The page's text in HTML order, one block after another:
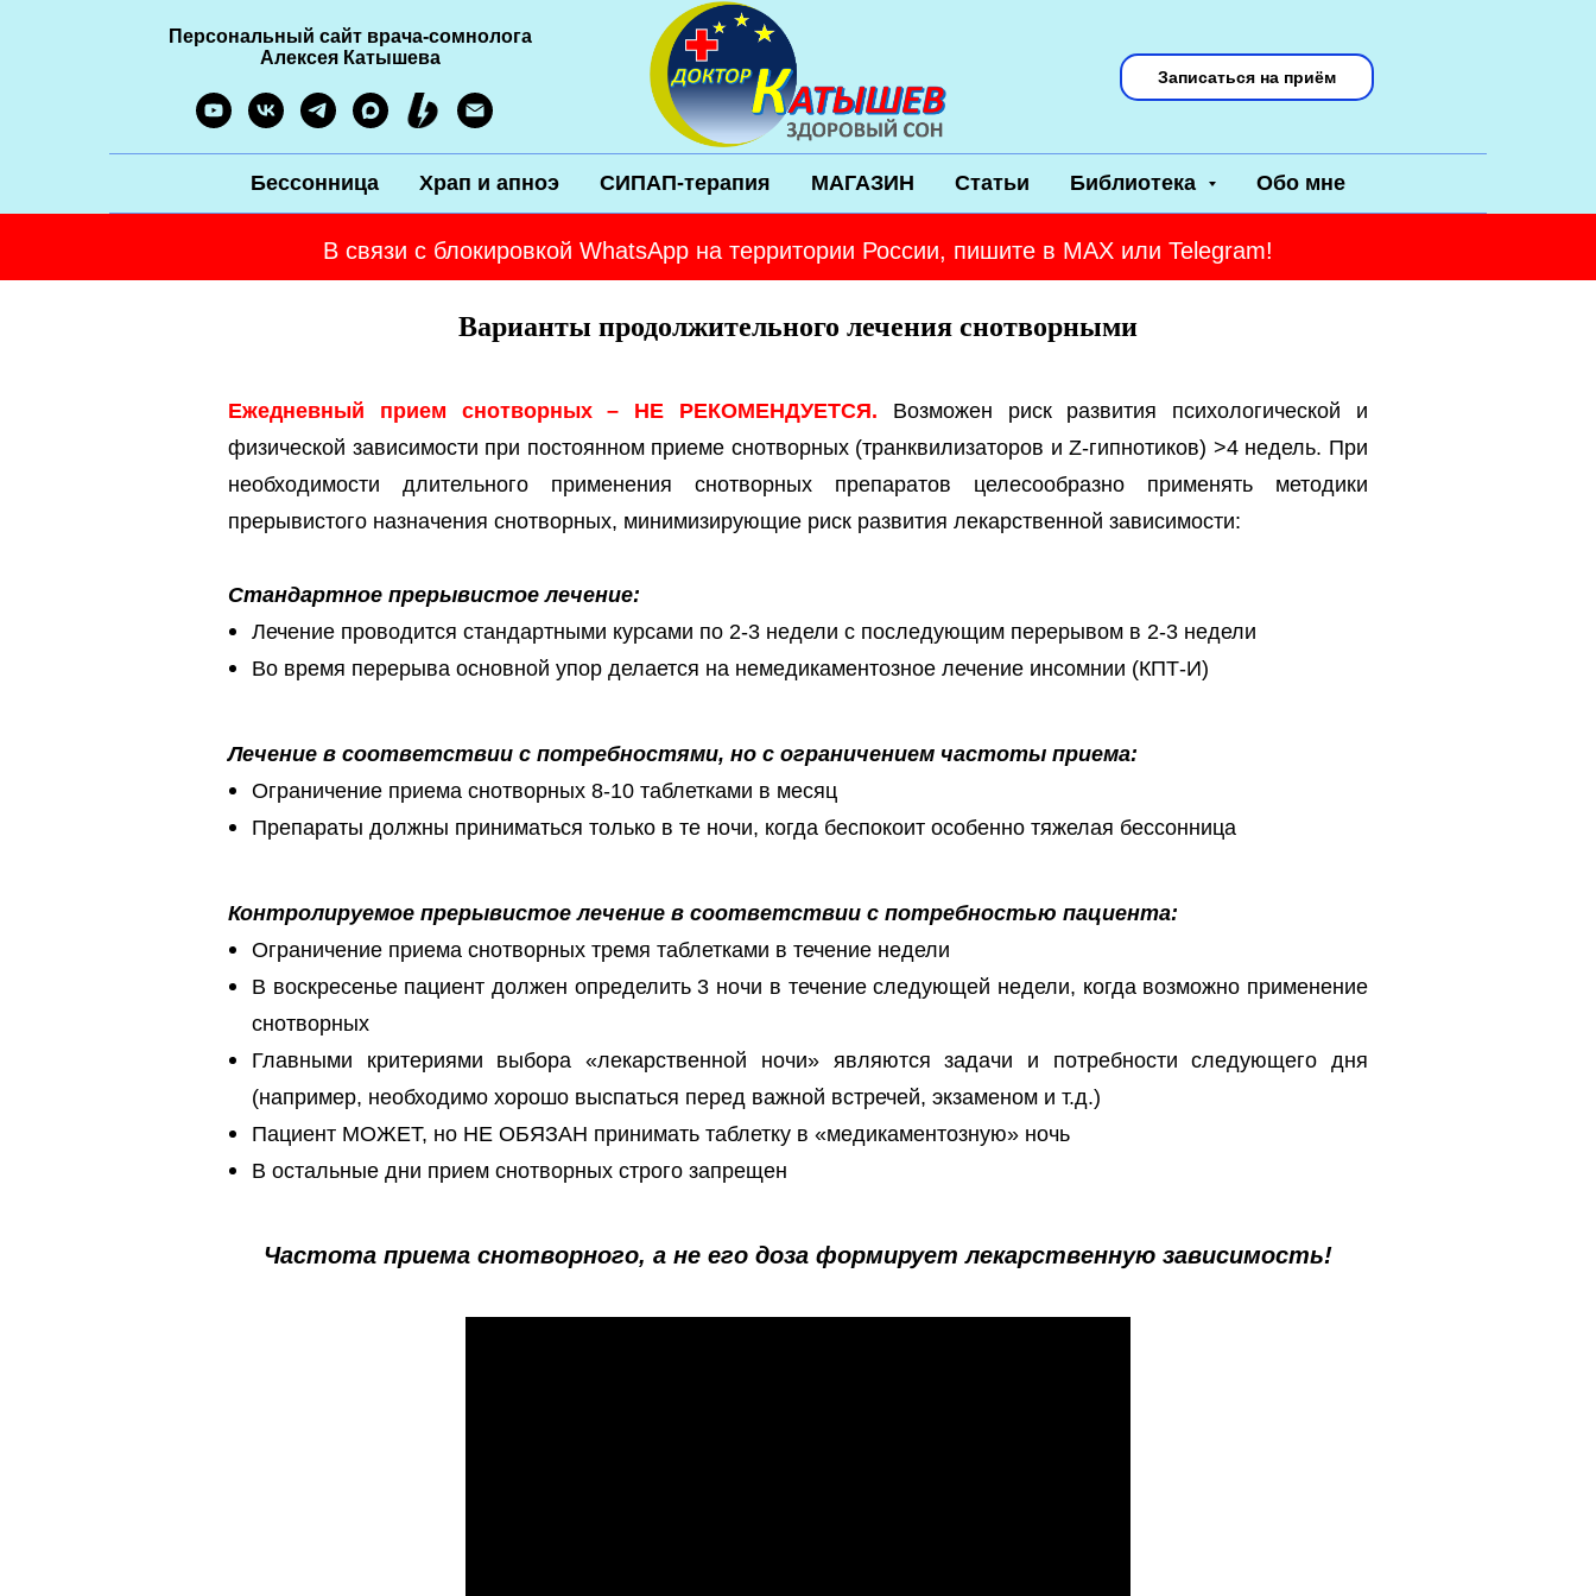
Персональный сайт врача-сомнолога
Алексея Катышева
Записаться на приём
Бессонница Храп и апноэ СИПАП-терапия МАГАЗИН Статьи Библиотека Обо мне
В связи с блокировкой WhatsApp на территории России, пишите в MAX или Telegram!
Варианты продолжительного лечения снотворными
Ежедневный прием снотворных – НЕ РЕКОМЕНДУЕТСЯ. Возможен риск развития психологической и
физической зависимости при постоянном приеме снотворных (транквилизаторов и Z-гипнотиков) >4 недель. При
необходимости длительного применения снотворных препаратов целесообразно применять методики
прерывистого назначения снотворных, минимизирующие риск развития лекарственной зависимости:
Стандартное прерывистое лечение:
Лечение проводится стандартными курсами по 2-3 недели с последующим перерывом в 2-3 недели
Во время перерыва основной упор делается на немедикаментозное лечение инсомнии (КПТ-И)
Лечение в соответствии с потребностями, но с ограничением частоты приема:
Ограничение приема снотворных 8-10 таблетками в месяц
Препараты должны приниматься только в те ночи, когда беспокоит особенно тяжелая бессонница
Контролируемое прерывистое лечение в соответствии с потребностью пациента:
Ограничение приема снотворных тремя таблетками в течение недели
В воскресенье пациент должен определить 3 ночи в течение следующей недели, когда возможно применение
снотворных
Главными критериями выбора «лекарственной ночи» являются задачи и потребности следующего дня
(например, необходимо хорошо выспаться перед важной встречей, экзаменом и т.д.)
Пациент МОЖЕТ, но НЕ ОБЯЗАН принимать таблетку в «медикаментозную» ночь
В остальные дни прием снотворных строго запрещен
Частота приема снотворного, а не его доза формирует лекарственную зависимость!